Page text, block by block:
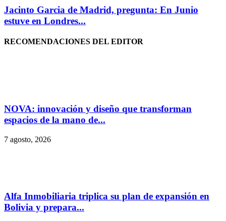
Jacinto Garcia de Madrid, pregunta: En Junio
estuve en Londres...
RECOMENDACIONES DEL EDITOR
NOVA: innovación y diseño que transforman
espacios de la mano de...
7 agosto, 2026
Alfa Inmobiliaria triplica su plan de expansión en
Bolivia y prepara...